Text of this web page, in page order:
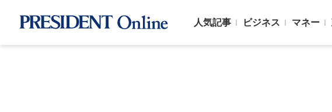
人気記事 ビジネス マネー